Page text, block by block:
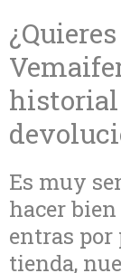
historial
Es muy
hacer
entras por
tienda,